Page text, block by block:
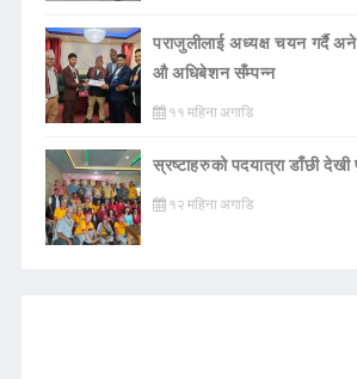
पराजुलीलाई अध्यक्ष चयन गर्दै
औ अधिबेशन सँम्पन्न
११ महिना अगाडि
स्रष्टाहरुको पदयात्रा डाँछी
१२ महिना अगाडि